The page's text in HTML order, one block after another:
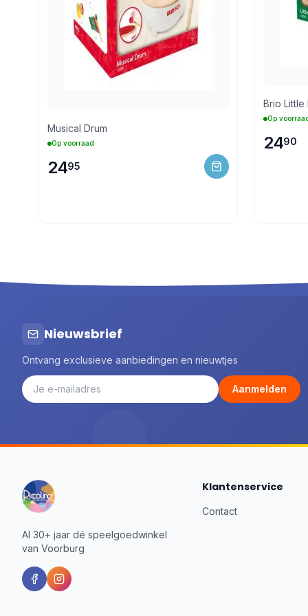
Musical Drum
Op voorraad
2495
Brio Little
Op
2490
Nieuwsbrief
Ontvang exclusieve aanbiedingen en nieuwtjes
Aanmelden
Al 30+ jaar dé speelgoedwinkel
van Voorburg
Klantenservice
Contact